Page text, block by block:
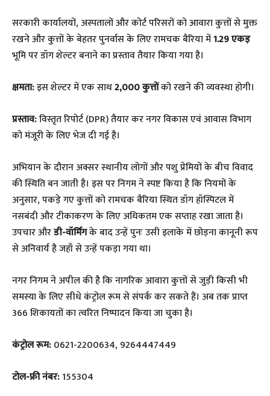
​सरकारी कार्यालयों, अस्पतालों और कोर्ट परिसरों को आवारा कुत्तों से मुक्त
रखने और कुत्तों के बेहतर पुनर्वास के लिए रामचक बैरिया में1.29 एकड़
भूमि पर डॉग शेल्टर बनाने का प्रस्ताव तैयार किया गया है।
क्षमता:इस शेल्टर में एक साथ2,000 कुत्तोंको रखने की व्यवस्था होगी।
प्रस्ताव:विस्तृत रिपोर्ट (DPR) तैयार कर नगर विकास एवं आवास विभाग
को मंजूरी के लिए भेज दी गई है।
​अभियान के दौरान अक्सर स्थानीय लोगों और पशु प्रेमियों के बीच विवाद
की स्थिति बन जाती है। इस पर निगम ने स्पष्ट किया है कि नियमों के
अनुसार, पकड़े गए कुत्तों को रामचक बैरिया स्थित डॉग हॉस्पिटल में
नसबंदी और टीकाकरण के लिए अधिकतम एक सप्ताह रखा जाता है।
उपचार औरडी-वॉर्मिंगके बाद उन्हें पुनः उसी इलाके में छोड़ना कानूनी रूप
से अनिवार्य है जहाँ से उन्हें पकड़ा गया था।
​नगर निगम ने अपील की है कि नागरिक आवारा कुत्तों से जुड़ी किसी भी
समस्या के लिए सीधे कंट्रोल रूम से संपर्क कर सकते हैं। अब तक प्राप्त
366 शिकायतों का त्वरित निष्पादन किया जा चुका है।
कंट्रोल रूम:0621-2200634, 9264447449
टोल-फ्री नंबर:155304